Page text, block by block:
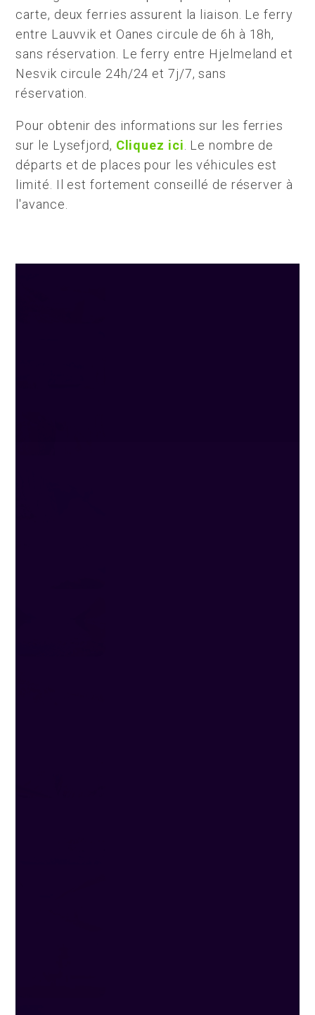
carte, deux ferries assurent la liaison. Le ferry
entre Lauvvik et Oanes circule de 6h à 18h,
sans réservation. Le ferry entre Hjelmeland et
Nesvik circule 24h/24 et 7j/7, sans
réservation.
Pour obtenir des informations sur les ferries
sur le Lysefjord, Cliquez ici . Le nombre de
départs et de places pour les véhicules est
limité. Il est fortement conseillé de réserver à
l'avance.